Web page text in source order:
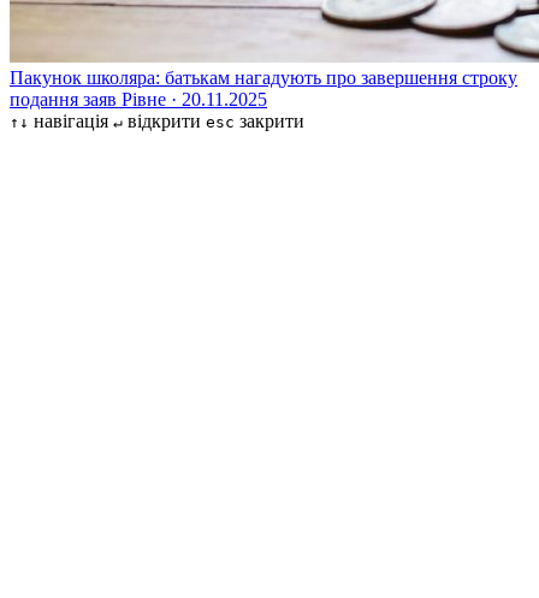
Пакунок школяра: батькам нагадують про завершення строку
подання заяв Рівне · 20.11.2025
↑↓ навігація ↵ відкрити esc закрити